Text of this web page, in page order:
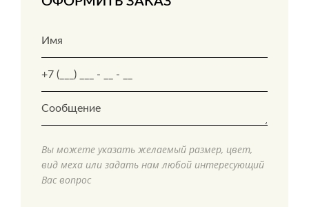
Вы можете указать желаемый размер, цвет,
вид меха или задать нам любой интересующий
Вас вопрос